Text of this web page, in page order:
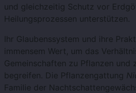
und gleichzeitig Schutz vor
Heilungsprozessen unterstützen.
Ihr Glaubenssystem und ihre
immensem Wert, um das
Gemeinschaften zu Pflanzen und
begreifen. Die Pflanzengattung
Familie der